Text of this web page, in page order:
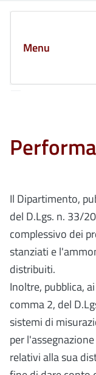
Il Dipartimento,
del D.Lgs. n. 33/
complessivo dei
stanziati e
distribuiti.
Inoltre, pubblica,
comma 2, del
sistemi di
per
relativi alla sua
Menu